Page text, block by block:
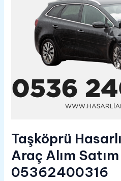
Taşköprü
Araç Alım Satım
05362400316